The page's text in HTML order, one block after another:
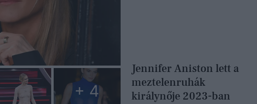
Jennifer Aniston lett a
meztelenruhák
királynője 2023-ban
+ 4